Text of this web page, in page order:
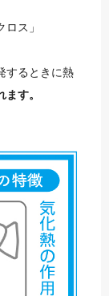
ス」
するときに熱
す。